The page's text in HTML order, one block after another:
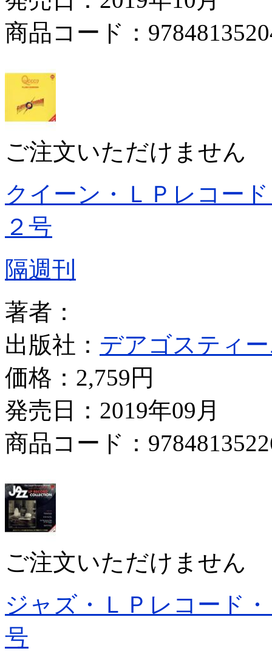
商品コード：
ご注文いただけません
クイーン・ＬＰレコー
２号
隔週刊
著者：
出版社： デアゴスティ
価格： 2,759円
発売日：2019年09月
商品コード：
ご注文いただけません
ジャズ・ＬＰレコード
号